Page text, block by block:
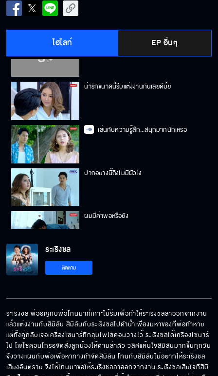
ไฮไลท์ EP อื่นๆ
ก่อนจะเคลียร์กันต้องล้างปากก่อน
น่ารักขนาดนี้รีบแต่งงานกันเลยดีมั้ย
เล่นกับความรู้สึก...สนุกมากนักเหรอ
ปากอย่างนี้ถึงไม่มีผัวไง
ผมมีค่าพอหรือยัง
คุณอยู่ห่างฉันสักพักดีกว่า
อยากเรียนว่ายน้ำให้เป็นเร็ว ๆ
ระเริงชล
ติดตาม
ระเริงชล พ่อธัญกับพ่อโทนมาที่เกาะไม้ร่มเพื่อทำให้ระเริงชลลาออกจากงาน
แล้วแต่งงานกับสิมิลัน สิมิลันกับระเริงชลไปดำน้ำเพื่องมหาของที่พ่อทำหาย
แต่ทั้งคู่กลับเจอเครื่องโซนาร์ที่กลุ่มโพไซดอนวางไว้ ระเริงชลได้เครื่องโซนาร์
ไป โพไซดอนโกรธจัดสั่งลูกน้องให้ตามล่าตัว วลิศแค้นใจสิมิลันมากขึ้นทุกวัน
จึงวางแผนกับพ่อเพื่อหาทางกำจัดสิมิลัน โทนกับสิมิลันไม่อยากให้ระเริงชล
เสี่ยงอันตราย จึงให้โทนมาขอให้ระเริงชลลาออกจากงาน ระเริงชลเสียใจที่สิมิ